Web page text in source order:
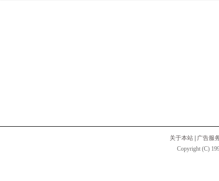
关于本站
广告服
Copyright (C)